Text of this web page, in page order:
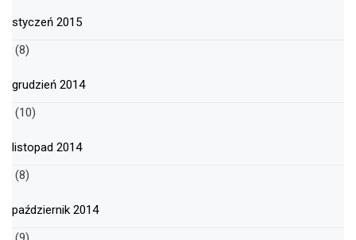
styczeń 2015
(8)
grudzień 2014
(10)
listopad 2014
(8)
październik 2014